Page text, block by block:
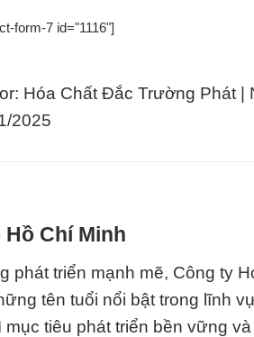
form-7 id="1116"]
Hóa Chất Đắc Trường Phát |
2025
Chí Minh
phát triển mạnh mẽ, Công ty
tên tuổi nổi bật trong lĩnh
tiêu phát triển bền vững